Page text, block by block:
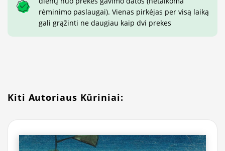
rėminimo paslaugai). Vienas pirkėjas per visą laiką
gali grąžinti ne daugiau kaip dvi prekes
Kiti Autoriaus Kūriniai: